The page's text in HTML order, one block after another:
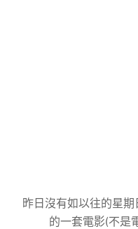
昨日沒有如以往的星
的一套電影(不是